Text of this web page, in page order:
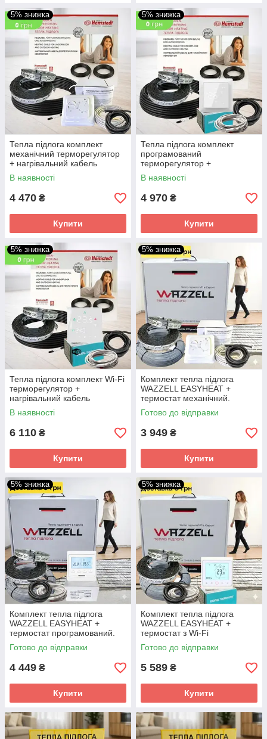
5% знижка
Тепла підлога комплект
механічний терморегулятор
+ нагрівальний кабель
Hemstedt BR-IM
В наявності
4 470 ₴
Купити
5% знижка
Тепла підлога комплект
програмований
терморегулятор +
нагрівальний кабель
Hemstedt BR-IM
В наявності
4 970 ₴
Купити
5% знижка
Тепла підлога комплект Wi-Fi
терморегулятор +
нагрівальний кабель
Hemstedt BR-IM
В наявності
6 110 ₴
Купити
5% знижка
Комплект тепла підлога
WAZZELL EASYHEAT +
термостат механічний.
Нагрівальний кабель
універсальний
Готово до відправки
3 949 ₴
Купити
5% знижка
Комплект тепла підлога
WAZZELL EASYHEAT +
термостат програмований.
Нагрівальний кабель
універсальний
Готово до відправки
4 449 ₴
Купити
5% знижка
Комплект тепла підлога
WAZZELL EASYHEAT +
термостат з Wi-Fi
програмованою.
Нагрівальний кабель
Готово до відправки
5 589 ₴
Купити